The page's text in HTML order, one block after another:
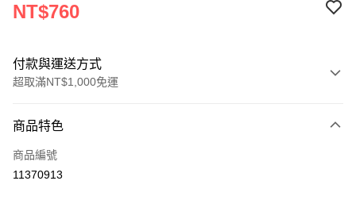
NT$760
付款與運送方式
超取滿NT$1,000免運
信用卡一次付款
信用卡分期付款
商品特色
商品編號
11370913